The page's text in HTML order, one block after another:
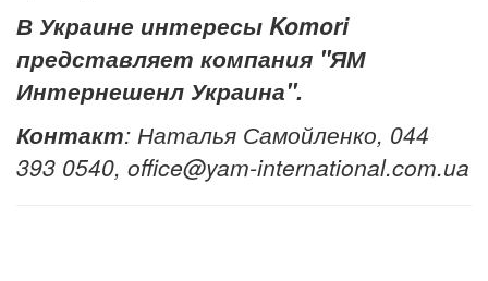
В Украине интересы Komori
представляет компания "ЯМ
Интернешенл Украина".
Контакт: Наталья Самойленко, 044
393 0540, office@yam-international.com.ua